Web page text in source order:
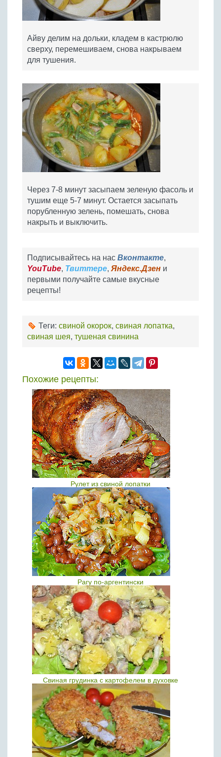
Айву делим на дольки, кладем в кастрюлю
сверху, перемешиваем, снова накрываем
для тушения.
Через 7-8 минут засыпаем зеленую фасоль и
тушим еще 5-7 минут. Остается засыпать
порубленную зелень, помешать, снова
накрыть и выключить.
Подписывайтесь на нас Вконтакте,
YouTube, Твиттере, Яндекс.Дзен и
первыми получайте самые вкусные
рецепты!
Теги: свиной окорок, свиная лопатка,
свиная шея, тушеная свинина
Похожие рецепты:
Рулет из свиной лопатки
Рагу по-аргентински
Свиная грудинка с картофелем в духовке